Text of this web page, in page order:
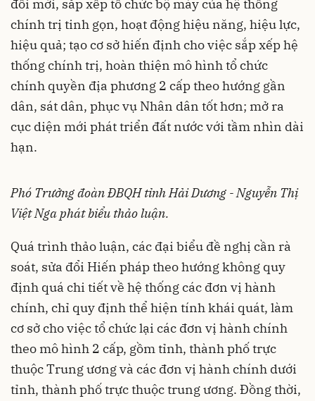
đổi mới, sắp xếp tổ chức bộ máy của hệ thống
chính trị tinh gọn, hoạt động hiệu năng, hiệu lực,
hiệu quả; tạo cơ sở hiến định cho việc sắp xếp hệ
thống chính trị, hoàn thiện mô hình tổ chức
chính quyền địa phương 2 cấp theo hướng gần
dân, sát dân, phục vụ Nhân dân tốt hơn; mở ra
cục diện mới phát triển đất nước với tầm nhìn dài
hạn.
Phó Trưởng đoàn ĐBQH tỉnh Hải Dương - Nguyễn Thị
Việt Nga phát biểu thảo luận.
Quá trình thảo luận, các đại biểu đề nghị cần rà
soát, sửa đổi Hiến pháp theo hướng không quy
định quá chi tiết về hệ thống các đơn vị hành
chính, chỉ quy định thể hiện tính khái quát, làm
cơ sở cho việc tổ chức lại các đơn vị hành chính
theo mô hình 2 cấp, gồm tỉnh, thành phố trực
thuộc Trung ương và các đơn vị hành chính dưới
tỉnh, thành phố trực thuộc trung ương. Đồng thời,